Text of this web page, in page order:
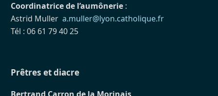
Coordinatrice de l’aumônerie :
Astrid Mullera.muller@lyon.catholique.fr
Tél : 06 61 79 40 25
Prêtres et diacre